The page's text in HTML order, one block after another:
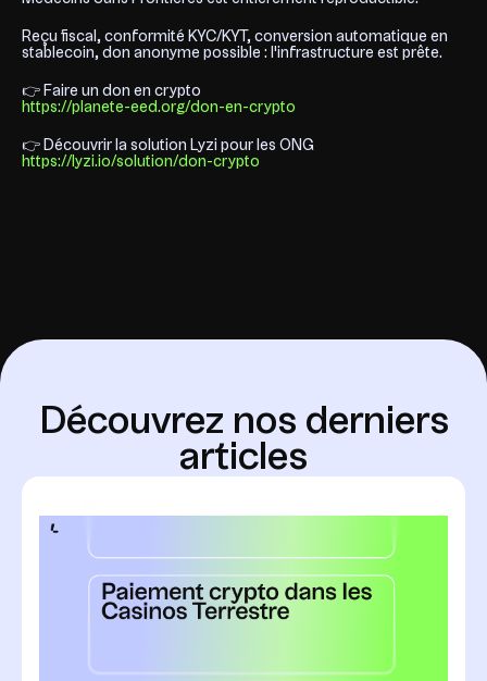
Reçu fiscal, conformité KYC/KYT, conversion automatique en
stablecoin, don anonyme possible : l'infrastructure est prête.
👉 Faire un don en crypto
https://planete-eed.org/don-en-crypto
👉 Découvrir la solution Lyzi pour les ONG
https://lyzi.io/solution/don-crypto
Découvrez nos derniers
artic es